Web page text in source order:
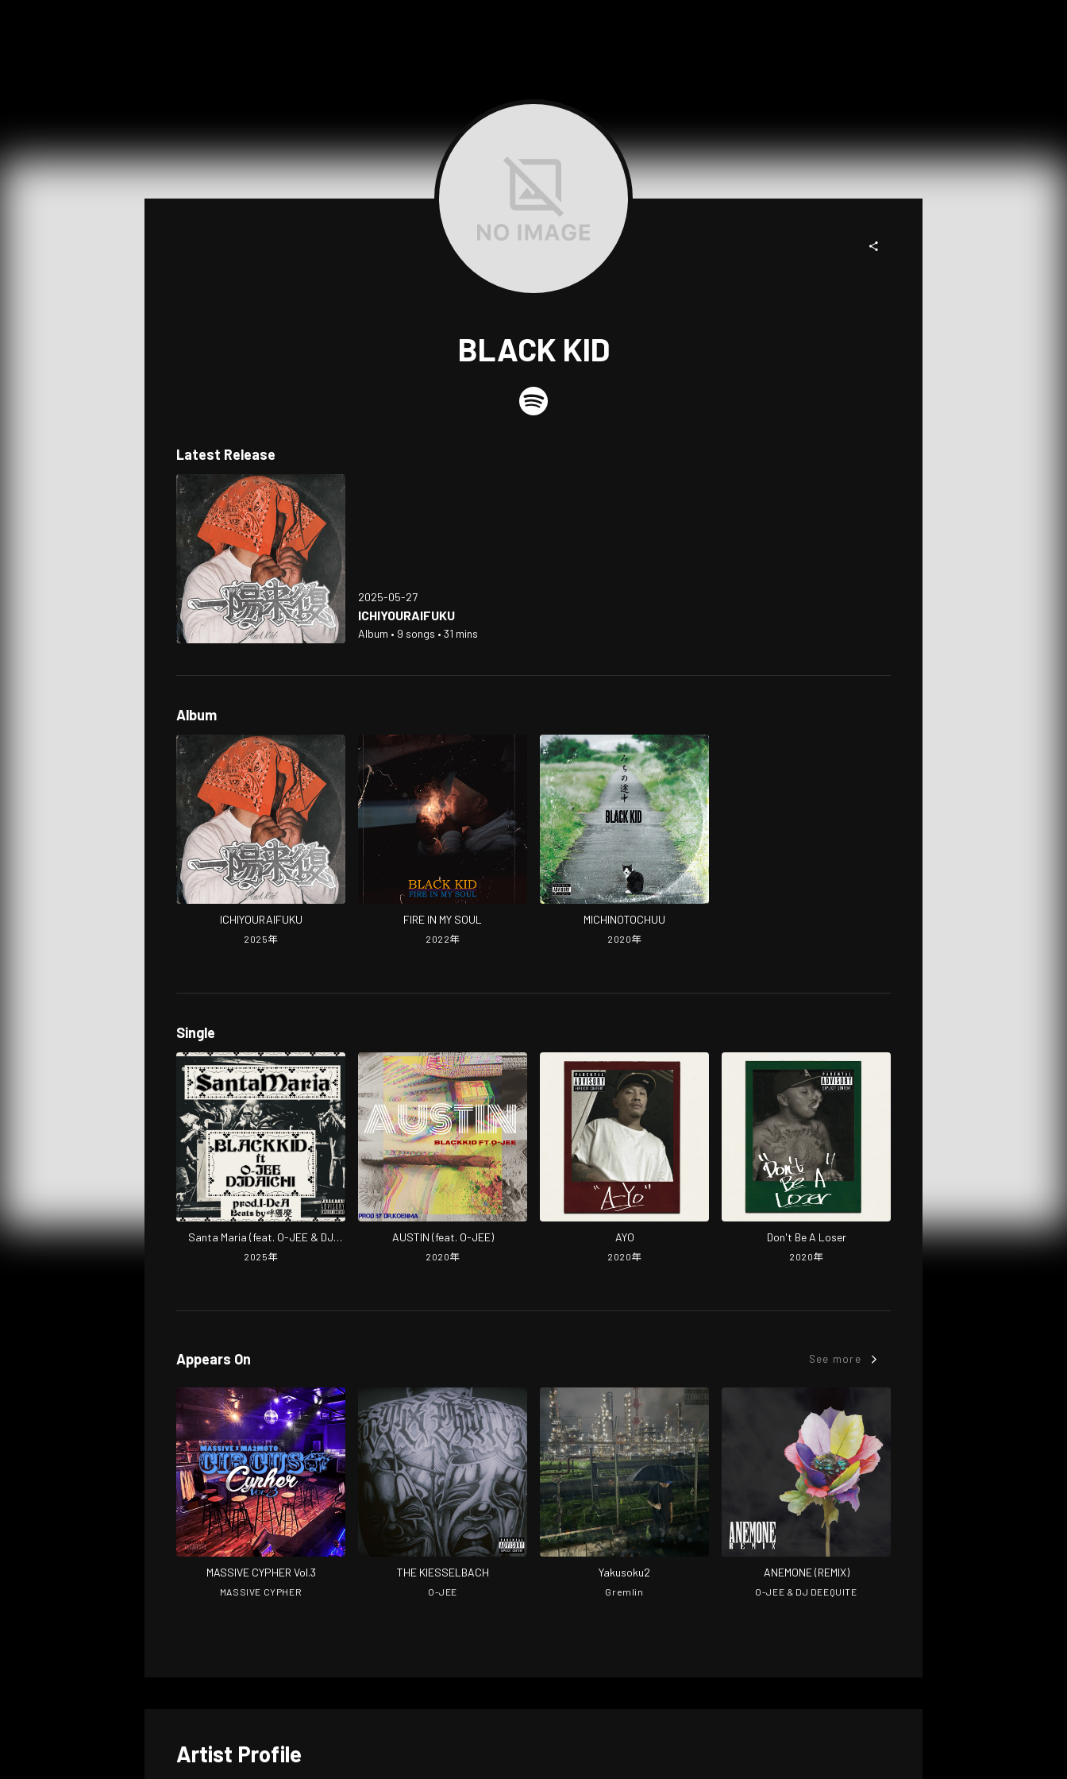
BLACK KID
Latest Release
2025-05-27
ICHIYOURAIFUKU
Album • 9 songs • 31 mins
Album
ICHIYOURAIFUKU
2025年
FIRE IN MY SOUL
2022年
MICHINOTOCHUU
2020年
Single
Santa Maria (feat. O-JEE & DJ
DAICHI)
2025年
AUSTIN (feat. O-JEE)
2020年
AYO
2020年
Don't Be A Loser
2020年
Appears On See more
MASSIVE CYPHER Vol.3
MASSIVE CYPHER
THE KIESSELBACH
O-JEE
Yakusoku2
Gremlin
ANEMONE (REMIX)
O-JEE & DJ DEEQUITE
Artist Profile